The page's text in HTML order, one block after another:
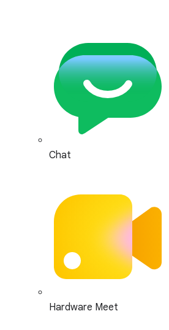
Chat
Hardware Meet